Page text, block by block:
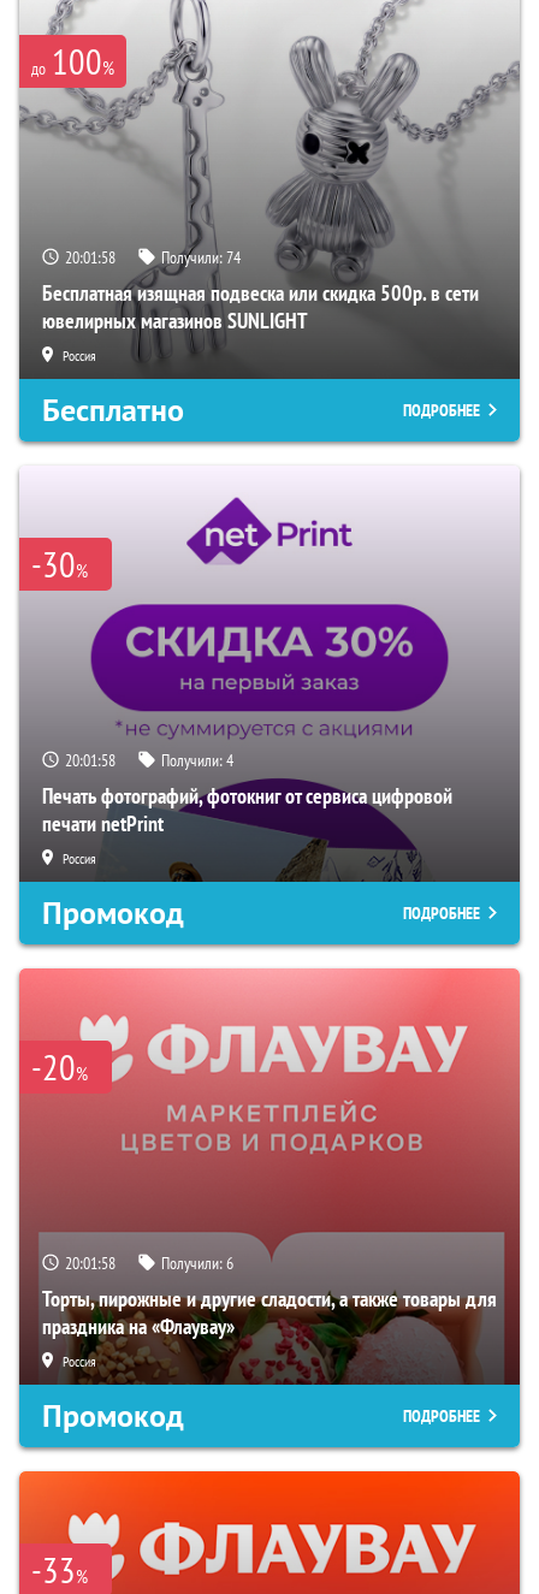
до 100%
20:01:57 Получили:74
Бесплатная изящная подвеска или скидка 500р. в сети
ювелирных магазинов SUNLIGHT
Россия
Бесплатно ПОДРОБНЕЕ
-30%
20:01:57 Получили:4
Печать фотографий, фотокниг от сервиса цифровой
печати netPrint
Россия
Промокод ПОДРОБНЕЕ
-20%
20:01:57 Получили:6
Торты, пирожные и другие сладости, а также товары для
праздника на «Флаувау»
Россия
Промокод ПОДРОБНЕЕ
-33%